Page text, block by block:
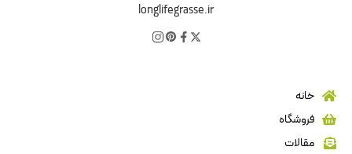
longlifegrasse.ir
خانه
فروشگاه
مقالات